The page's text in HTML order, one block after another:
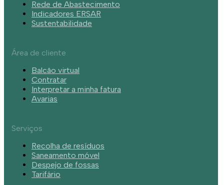
Rede de Abastecimento
Indicadores ERSAR
Sustentabilidade
Área de cliente
Balcão virtual
Contratar
Interpretar a minha fatura
Avarias
Serviços
Recolha de resíduos
Saneamento móvel
Despejo de fossas
Tarifário